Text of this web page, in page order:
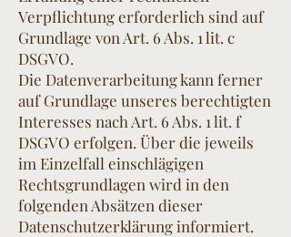
Verpflichtung erforderlich sind auf
Grundlage von Art. 6 Abs. 1 lit. c
DSGVO.
Die Datenverarbeitung kann ferner
auf Grundlage unseres berechtigten
Interesses nach Art. 6 Abs. 1 lit. f
DSGVO erfolgen. Über die jeweils
im Einzelfall einschlägigen
Rechtsgrundlagen wird in den
folgenden Absätzen dieser
Datenschutzerklärung informiert.